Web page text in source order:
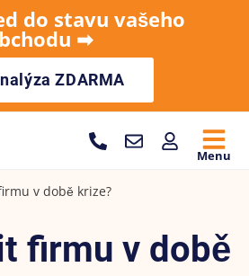
do stavu vašeho
➡︎
ZDARMA
Menu
v době krize?
firmu v době